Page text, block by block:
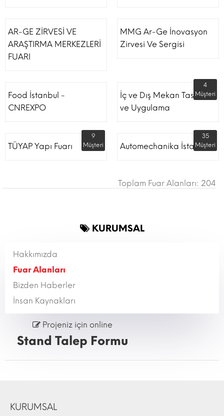
AR-GE ZİRVESİ VE
ARAŞTIRMA MERKEZLERİ
FUARI
MMG Ar-Ge İnovasyon
Zirvesi Ve Sergisi
Food İstanbul -
CNREXPO
İç ve Dış Mekan Tasarım
ve Uygulama
4
Müşteri
TÜYAP Yapı Fuarı
9
Müşteri
Automechanika İstanbul
35
Müşteri
Toplam Fuar Alanları: 204
KURUMSAL
Hakkımızda
Fuar Alanları
Bizden Haberler
İnsan Kaynakları
Projeniz için online
Stand Talep Formu
KURUMSAL